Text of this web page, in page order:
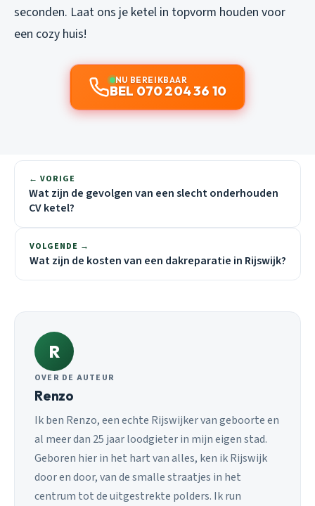
seconden. Laat ons je ketel in topvorm houden voor
een cozy huis!
NU BEREIKBAAR
BEL 070 204 36 10
← VORIGE
Wat zijn de gevolgen van een slecht onderhouden
CV ketel?
VOLGENDE →
Wat zijn de kosten van een dakreparatie in Rijswijk?
R
OVER DE AUTEUR
Renzo
Ik ben Renzo, een echte Rijswijker van geboorte en
al meer dan 25 jaar loodgieter in mijn eigen stad.
Geboren hier in het hart van alles, ken ik Rijswijk
door en door, van de smalle straatjes in het
centrum tot de uitgestrekte polders. Ik run